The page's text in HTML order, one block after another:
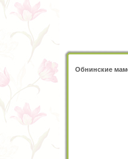
Обнинские